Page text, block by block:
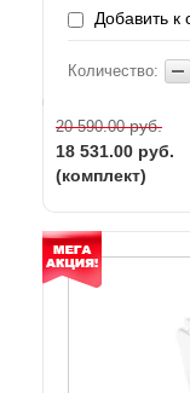
Добавить к
Количество:
20 590.00руб.
18 531.00 руб.
(комплект)